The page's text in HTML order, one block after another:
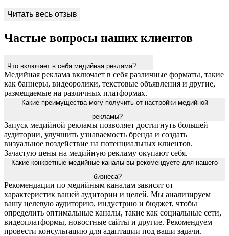
Частые вопросы наших клиентов
Что включает в себя медийная реклама?
Медийная реклама включает в себя различные форматы, такие
как баннеры, видеоролики, текстовые объявления и другие,
размещаемые на различных платформах.
Какие преимущества могу получить от настройки медийной
рекламы?
Запуск медийной рекламы позволяет достигнуть большей
аудитории, улучшить узнаваемость бренда и создать
визуальное воздействие на потенциальных клиентов.
Зачастую цены на медийную рекламу окупают себя.
Какие конкретные медийные каналы вы рекомендуете для нашего
бизнеса?
Рекомендации по медийным каналам зависят от
характеристик вашей аудитории и целей. Мы анализируем
вашу целевую аудиторию, индустрию и бюджет, чтобы
определить оптимальные каналы, такие как социальные сети,
видеоплатформы, новостные сайты и другие. Рекомендуем
провести консультацию для адаптации под ваши задачи.